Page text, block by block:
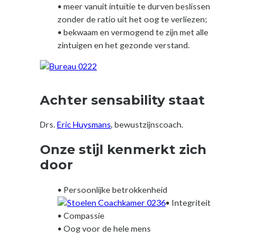
• meer vanuit intuïtie te durven beslissen
zonder de ratio uit het oog te verliezen;
• bekwaam en vermogend te zijn met alle
zintuigen en het gezonde verstand.
Achter sensability staat
Drs.Eric Huysmans, bewustzijnscoach.
Onze stijl kenmerkt zich
door
• Persoonlijke betrokkenheid
• Integriteit
• Compassie
• Oog voor de hele mens